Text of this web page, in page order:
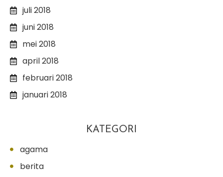
juli 2018
juni 2018
mei 2018
april 2018
februari 2018
januari 2018
KATEGORI
agama
berita